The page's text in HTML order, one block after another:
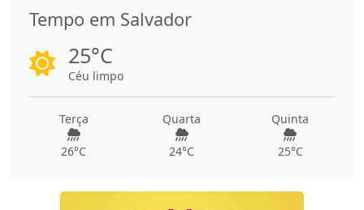
Tempo em Salvador
25°C
Céu limpo
Terça
26°C
Quarta
24°C
Quinta
25°C